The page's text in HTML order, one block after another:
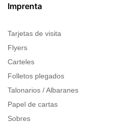
Imprenta
Tarjetas de visita
Flyers
Carteles
Folletos plegados
Talonarios / Albaranes
Papel de cartas
Sobres